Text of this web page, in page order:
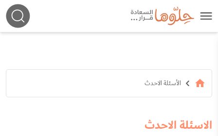
الأسئلة الاحدث
الاسئلة الاحدث